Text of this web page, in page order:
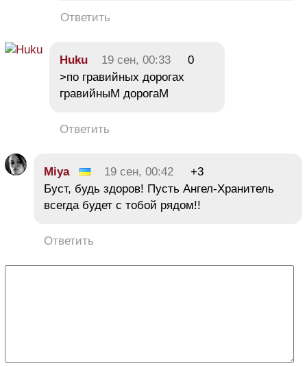
Ответить
Huku 19 сен, 00:33
0
>по гравийных дорогах
гравийныМ дорогаМ
Ответить
Miya 19 сен, 00:42
+3
Буст, будь здоров! Пусть Ангел-Хранитель
всегда будет с тобой рядом!!
Ответить